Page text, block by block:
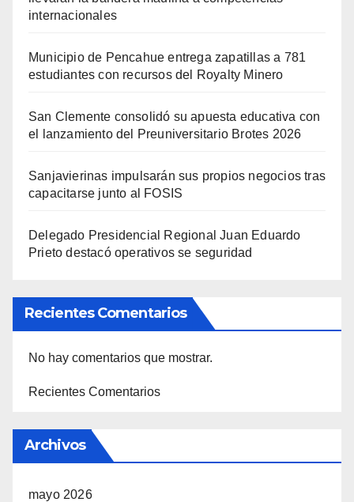
internacionales
Municipio de Pencahue entrega zapatillas a 781
estudiantes con recursos del Royalty Minero
San Clemente consolidó su apuesta educativa con
el lanzamiento del Preuniversitario Brotes 2026
Sanjavierinas impulsarán sus propios negocios tras
capacitarse junto al FOSIS
Delegado Presidencial Regional Juan Eduardo
Prieto destacó operativos se seguridad
Recientes Comentarios
No hay comentarios que mostrar.
Recientes Comentarios
Archivos
mayo 2026